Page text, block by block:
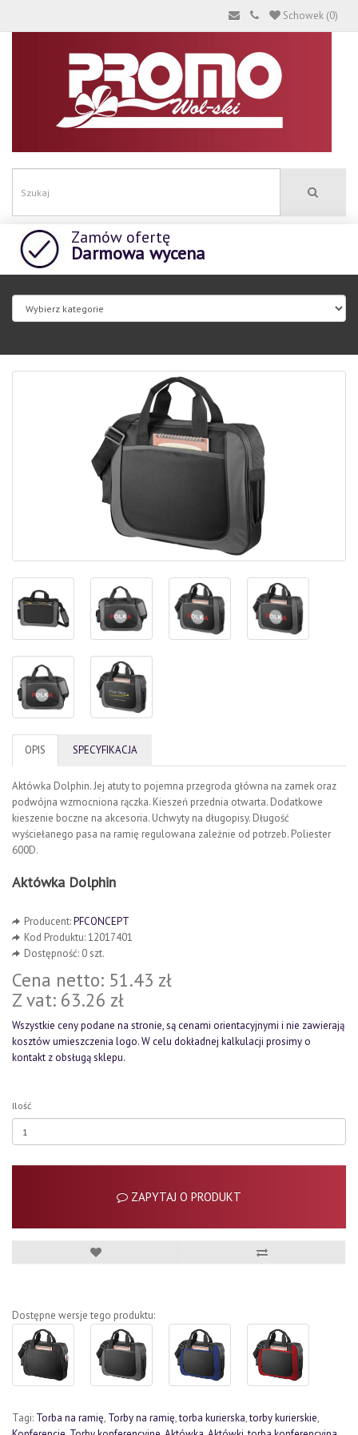
Schowek (0)
Zamów ofertę
Darmowa wycena
OPIS SPECYFIKACJA
Aktówka Dolphin. Jej atuty to pojemna przegroda główna na zamek oraz
podwójna wzmocniona rączka. Kieszeń przednia otwarta. Dodatkowe
kieszenie boczne na akcesoria. Uchwyty na długopisy. Długość
wyściełanego pasa na ramię regulowana zależnie od potrzeb. Poliester
600D.
Aktówka Dolphin
Producent:PFCONCEPT
Kod Produktu: 12017401
Dostępność: 0 szt.
Cena netto: 51.43 zł
Z vat: 63.26 zł
Wszystkie ceny podane na stronie, są cenami orientacyjnymi i nie zawierają
kosztów umieszczenia logo. W celu dokładnej kalkulacji prosimy o
kontakt z obsługą sklepu.
Ilość
ZAPYTAJ O PRODUKT
Dostępne wersje tego produktu:
Tagi: Torba na ramię, Torby na ramię,torba kurierska,torby kurierskie,